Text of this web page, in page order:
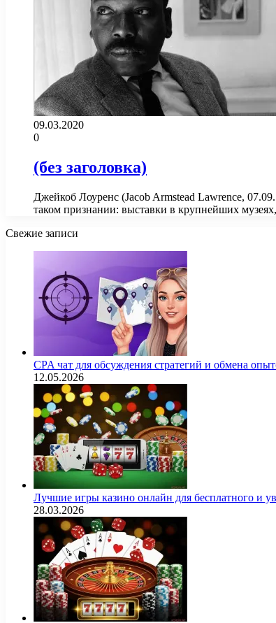
09.03.2020
0
(без заголовка)
Джейкоб Лоуренс (Jacob Armstead Lawrence,
таком признании: выставки в крупнейших
Свежие записи
CPA чат для обсуждения стратегий и обмена
12.05.2026
Лучшие игры казино онлайн для бесплатного и
28.03.2026